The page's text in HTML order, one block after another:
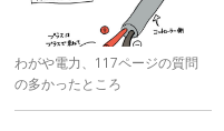
わがや電力、117ページの質問
の多かったところ